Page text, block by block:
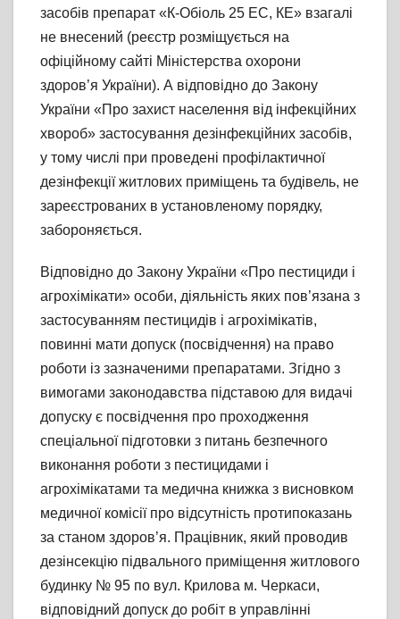
засобів препарат «К-Обіоль 25 ЕС, КЕ» взагалі
не внесений (реєстр розміщується на
офіційному сайті Міністерства охорони
здоров’я України). А відповідно до Закону
України «Про захист населення від інфекційних
хвороб» застосування дезінфекційних засобів,
у тому числі при проведені профілактичної
дезінфекції житлових приміщень та будівель, не
зареєстрованих в установленому порядку,
забороняється.
Відповідно до Закону України «Про пестициди і
агрохімікати» особи, діяльність яких пов’язана з
застосуванням пестицидів і агрохімікатів,
повинні мати допуск (посвідчення) на право
роботи із зазначеними препаратами. Згідно з
вимогами законодавства підставою для видачі
допуску є посвідчення про проходження
спеціальної підготовки з питань безпечного
виконання роботи з пестицидами і
агрохімікатами та медична книжка з висновком
медичної комісії про відсутність протипоказань
за станом здоров’я. Працівник, який проводив
дезінсекцію підвального приміщення житлового
будинку № 95 по вул. Крилова м. Черкаси,
відповідний допуск до робіт в управлінні